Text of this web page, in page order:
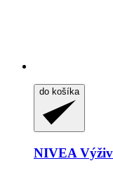
do košíka
NIVEA